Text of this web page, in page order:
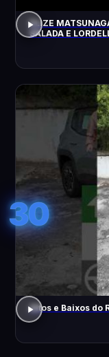
ELIZE
SALADA E
30
Altos e Baixos do